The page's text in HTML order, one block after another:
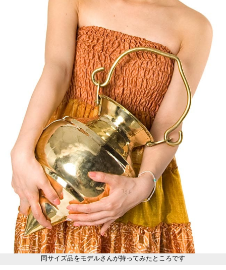
同サイズ品をモデルさんが持ってみたところです